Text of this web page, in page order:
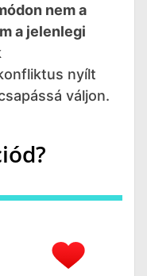
nem a
a jelenlegi
nyílt
váljon.